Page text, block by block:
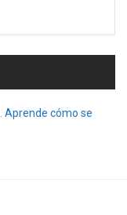
Aprende cómo se